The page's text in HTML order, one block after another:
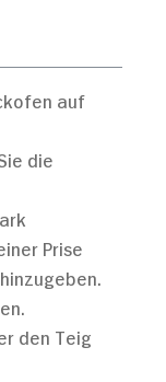
auf
die
Prise
den Teig